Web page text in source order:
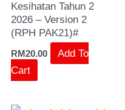
Kesihatan Tahun 2
2026 – Version 2
(RPH PAK21)#
RM20.00
Add To
Cart